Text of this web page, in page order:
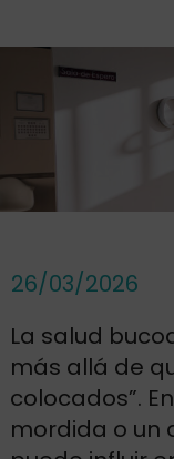
26/03/2026
La salud
más allá de
colocados”.
mordida o un